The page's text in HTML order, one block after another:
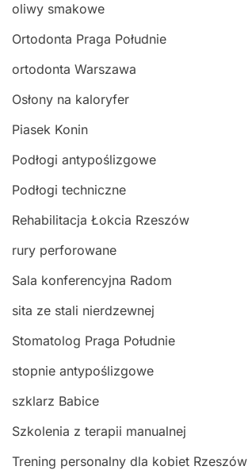
oliwy smakowe
Ortodonta Praga Południe
ortodonta Warszawa
Osłony na kaloryfer
Piasek Konin
Podłogi antypoślizgowe
Podłogi techniczne
Rehabilitacja Łokcia Rzeszów
rury perforowane
Sala konferencyjna Radom
sita ze stali nierdzewnej
Stomatolog Praga Południe
stopnie antypoślizgowe
szklarz Babice
Szkolenia z terapii manualnej
Trening personalny dla kobiet Rzeszów